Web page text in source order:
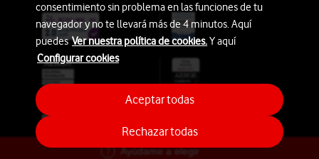
Ayúdame a elegir
consentimiento sin problema en las funciones de tu
navegador y no te llevará más de 4 minutos. Aquí
puedesVer nuestra política de cookies.Y aquí
Configurar cookies
Rechazar todas
Aceptar todas